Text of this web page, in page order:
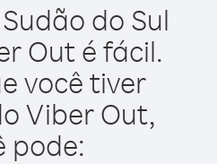
do Sul
Out é fácil.
você tiver
Viber Out,
pode: